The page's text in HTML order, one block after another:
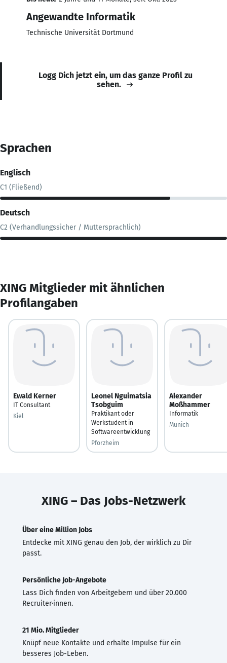
Angewandte Informatik
Technische Universität Dortmund
Logg Dich jetzt ein, um das ganze Profil zu
sehen.
Sprachen
Englisch
C1 (Fließend)
Deutsch
C2 (Verhandlungssicher / Muttersprachlich)
XING Mitglieder mit ähnlichen
Profilangaben
Ewald Kerner
IT Consultant
Kiel
Leonel Nguimatsia
Tsobguim
Praktikant oder
Werkstudent in
Softwareentwicklung
Pforzheim
Alexander
Moßhammer
Informatik
Munich
XING – Das Jobs-Netzwerk
Über eine Million Jobs
Entdecke mit XING genau den Job, der wirklich zu Dir
passt.
Persönliche Job-Angebote
Lass Dich finden von Arbeitgebern und über 20.000
Recruiter·innen.
21 Mio. Mitglieder
Knüpf neue Kontakte und erhalte Impulse für ein
besseres Job-Leben.